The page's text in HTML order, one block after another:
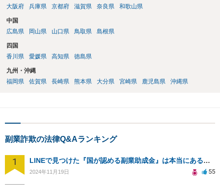
大阪府
兵庫県 京都府 滋賀県 奈良県 和歌山県
中国
広島県
岡山県 山口県 鳥取県 島根県
四国
香川県
愛媛県 高知県 徳島県
九州・沖縄
福岡県
佐賀県 長崎県 熊本県 大分県 宮崎県 鹿児島県 沖縄県
副業詐欺の法律Q&Aランキング
1 LINEで見つけた『国が認める副業助成金』は本当にあるのですか？今それで訴えられそうでどうすれば？
2024年11月19日 55